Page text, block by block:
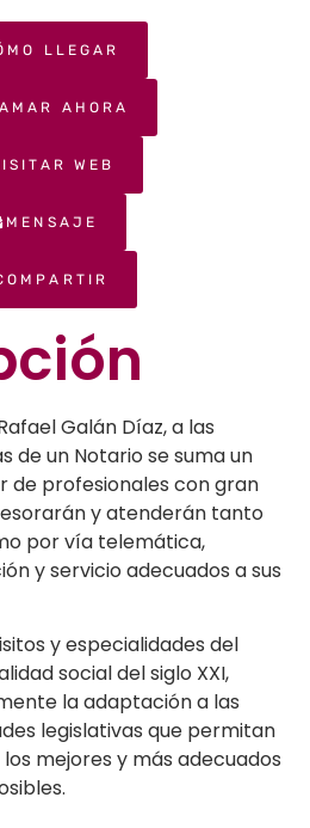
LLEGAR
AHORA
WEB
MENSAJE
Galán Díaz, a las
de un Notario se suma un
de profesionales con gran
y atenderán tanto
por vía telemática,
y servicio adecuados a sus
y especialidades del
social del siglo XXI,
la adaptación a las
legislativas que permitan
mejores y más adecuados